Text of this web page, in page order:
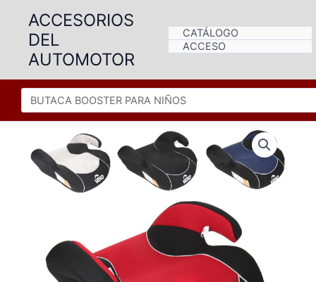
contenido
ACCESORIOS
DEL
AUTOMOTOR
CATÁLOGO
ACCESO